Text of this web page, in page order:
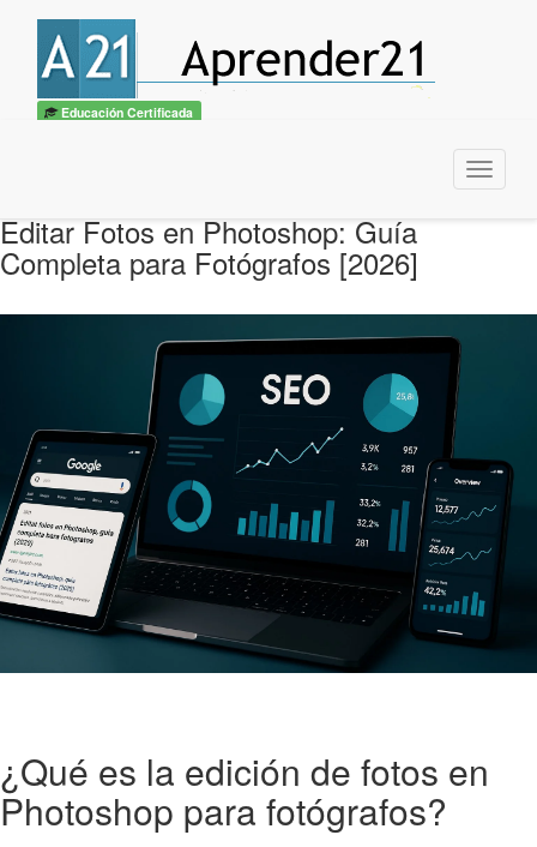
Educación Certificada
Menu
Editar Fotos en Photoshop: Guía
Completa para Fotógrafos [2026]
¿Qué es la edición de fotos en
Photoshop para fotógrafos?